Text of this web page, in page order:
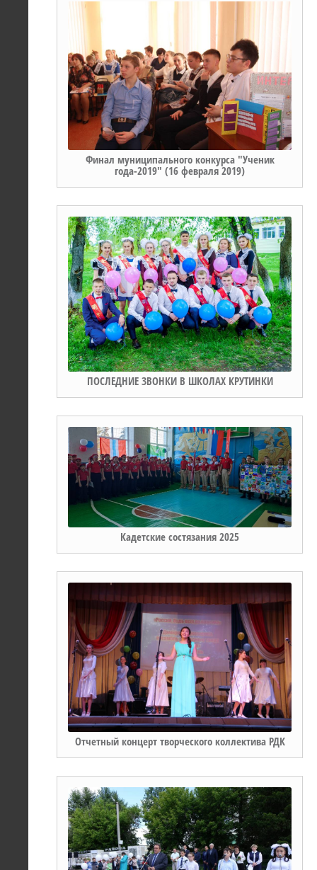
Финал муниципального конкурса "Ученик
года-2019" (16 февраля 2019)
ПОСЛЕДНИЕ ЗВОНКИ В ШКОЛАХ КРУТИНКИ
Кадетские состязания 2025
Отчетный концерт творческого коллектива РДК